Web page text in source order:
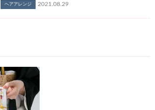
ヘアアレンジ 2021.08.29